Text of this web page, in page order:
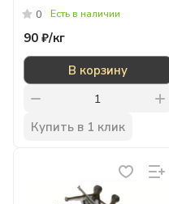
0 Есть в наличии
90 ₽/кг
В корзину
Купить в 1 клик